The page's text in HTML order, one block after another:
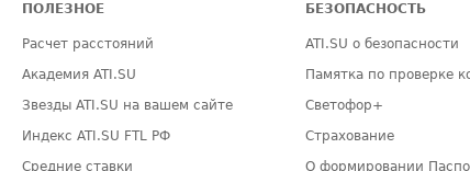
ПОЛЕЗНОЕ
Расчет расстояний
Академия ATI.SU
Звезды ATI.SU на вашем сайте
Индекс ATI.SU FTL РФ
Средние ставки
БЕЗОПАСНОСТЬ
ATI.SU о безопасности
Памятка по проверке
Светофор+
Страхование
О формировании